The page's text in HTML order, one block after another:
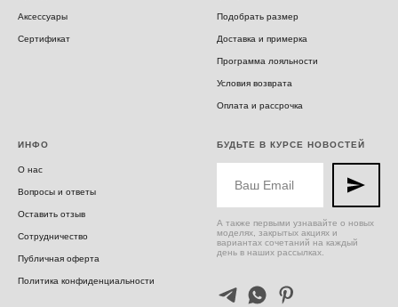
Аксессуары
Сертификат
Подобрать размер
Доставка и примерка
Программа лояльности
Условия возврата
Оплата и рассрочка
ИНФО
О нас
Вопросы и ответы
Оставить отзыв
Сотрудничество
Публичная оферта
Политика конфиденциальности
БУДЬТЕ В КУРСЕ НОВОСТЕЙ
А также первыми узнавайте о новых
моделях, закрытых акциях и
вариантах сочетаний на каждый
день в наших рассылках.